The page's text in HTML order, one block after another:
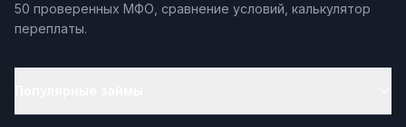
50 проверенных МФО, сравнение условий, калькулятор
переплаты.